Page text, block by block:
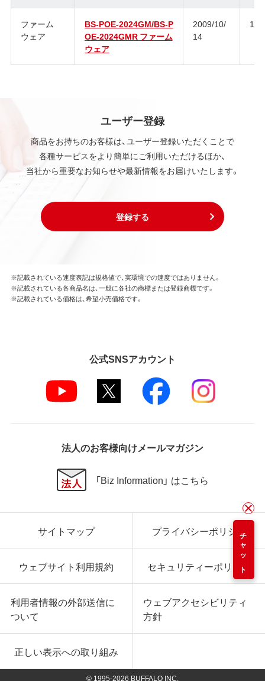
ファーム
ウェア
BS-POE-2024GM/BS-P
OE-2024GMR ファーム
ウェア
2009/10/
14
ユーザー登録
商品をお持ちのお客様は、ユーザー登録いただくことで
各種サービスをより簡単にご利用いただけるほか、
当社から重要なお知らせや最新情報をお届けいたします。
登録する
チャット
※記載されている速度表記は規格値で、実環境での速度ではありません。
※記載されている各商品名は、一般に各社の商標または登録商標です。
※記載されている価格は、希望小売価格です。
公式SNSアカウント
法人のお客様向けメールマガジン
「Biz Information」 はこちら
サイトマップ プライバシーポリシー
ウェブサイト利用規約 セキュリティーポリシー
利用者情報の外部送信に
ついて
ウェブアクセシビリティ
方針
正しい表示への取り組み
© 1995-2026 BUFFALO INC.